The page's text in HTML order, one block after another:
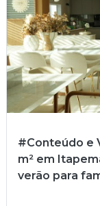
#Conteúdo e
m² em
verão para